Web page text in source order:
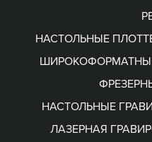
НАСТОЛЬНЫЕ
НАСТОЛЬНЫЕ
ЛАЗЕРНАЯ